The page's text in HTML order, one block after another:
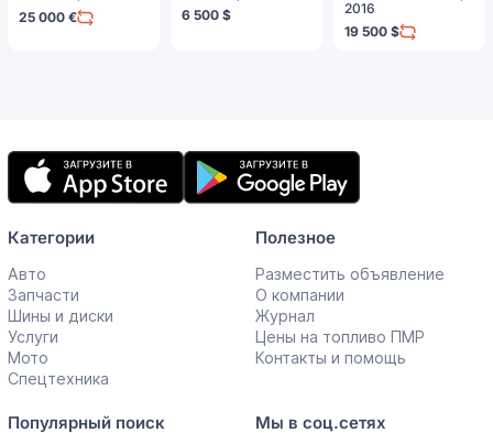
25 000 € 6 500 $
2016
19 500 $
Мобильное
приложение
Категории
Авто
Запчасти
Шины и диски
Услуги
Мото
Спецтехника
Полезное
Разместить объявление
О компании
Журнал
Цены на топливо ПМР
Контакты и помощь
Популярный поиск Мы в соц.сетях